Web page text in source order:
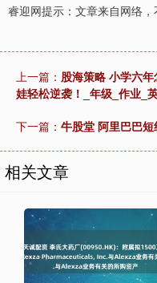
睿迎网提示：文章来自网络，
上一篇： 股海策略 小学六
娃轻松逆袭！_年级_作业_
下一篇： 牛股堂 阿里巴巴
相关文章